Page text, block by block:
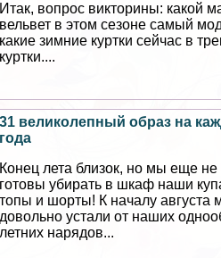
Итак, вопрос викторины: какой
вельвет в этом сезоне самый
какие зимние куртки сейчас в
куртки....
31 великолепный образ на
года
Конец лета близок, но мы еще не
готовы убирать в шкаф наши
топы и шорты! К началу августа
довольно устали от наших
летних нарядов...